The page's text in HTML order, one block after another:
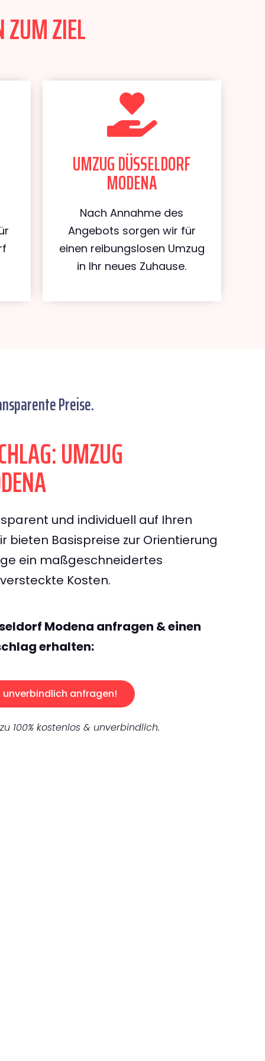
ZUM ZIEL
UMZUG DÜSSELDORF
MODENA
Nach Annahme des
Angebots sorgen wir für
einen reibungslosen Umzug
in Ihr neues Zuhause.
Preise.
UMZUG
und individuell auf Ihren
bieten Basispreise zur Orientierung
ein maßgeschneidertes
Kosten.
Modena anfragen & einen
erhalten:
unverbindlich anfragen!
100% kostenlos & unverbindlich.